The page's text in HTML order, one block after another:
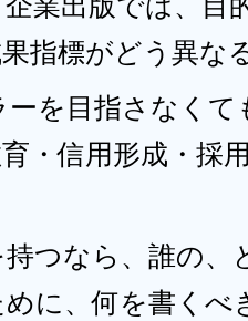
指標がどう異な
を目指さなくて
・信用形成・採
つなら、誰の、
に、何を書くべ